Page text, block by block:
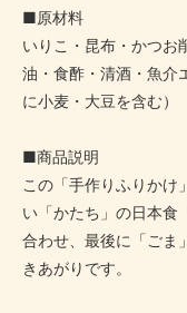
■原材料
いりこ・昆布・かつお
油・食酢・清酒・魚介
に小麦・大豆を含む）
■商品説明
この「手作りふりかけ
い「かたち」の日本食
合わせ、最後に「ごま
きあがりです。